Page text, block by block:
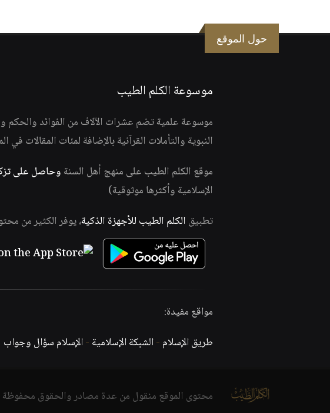
حول الموقع
موسوعة الكلم الطيب
موسوعة علمية تضم عشرات الآلاف من الفوائد والحكم
النبوية والتأملات القرآنية بالإضافة لمئات المقالات في
موقع الكلم الطيب على منهج أهل السنة وحاصل على
الإسلامية وأكثرها موثوقية)
تطبيق الكلم الطيب للأجهزة الذكية، يوفر الكثير من
مواقع مفيدة:
طريق الإسلام -الشبكة الإسلامية -الإسلام سؤال وجواب
محتوى الموقع منقول من عدة مصادر والحقوق محفوظة